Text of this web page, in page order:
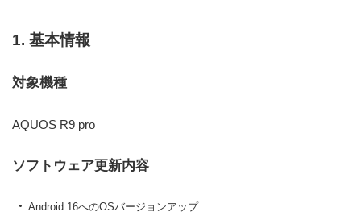
1. 基本情報
対象機種
AQUOS R9 pro
ソフトウェア更新内容
Android 16へのOSバージョンアップ